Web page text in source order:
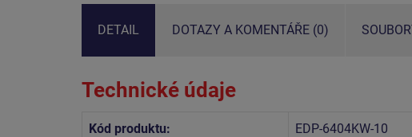
DETAIL DOTAZY A KOMENTÁŘE (0)
Technické údaje
Kód produktu: EDP-6404KW-10